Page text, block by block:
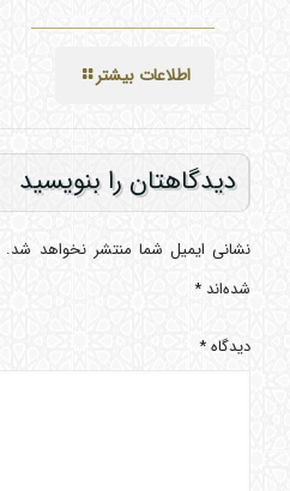
اطلاعات بیشتر
دیدگاهتان را بنویسید
نشانی ایمیل شما منتشر نخواهد شد.
شده‌اند *
دیدگاه*